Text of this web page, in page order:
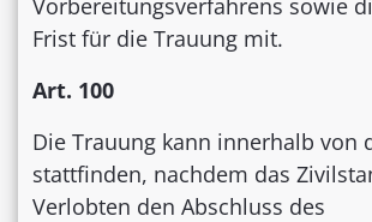
Vorbereitungsverfahrens sowie
Frist für die Trauung mit.
Art. 100
Die Trauung kann innerhalb von
stattfinden, nachdem das
Verlobten den Abschluss des